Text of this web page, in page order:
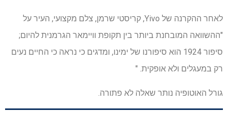
לאחר ההקרנה של Yivo, קריסטי שרמן, צלם מקצועי, העיר על
"ההשוואה המובחנת ביותר בין תקופת וויימאר הגרמנית להיום;
סיפור 1924 הוא סיפורנו של ימינו, ומדגים כי נראה כי החיים נעים
רק במעגלים ולא אופקית. "
גורל האוטופיה נותר שאלה לא פתורה.